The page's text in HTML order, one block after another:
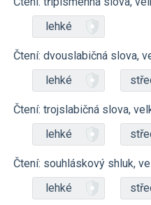
lehké
Čtení: dvouslabičná slova,
lehké
Čtení: trojslabičná slova,
lehké
Čtení: souhláskový shluk,
lehké